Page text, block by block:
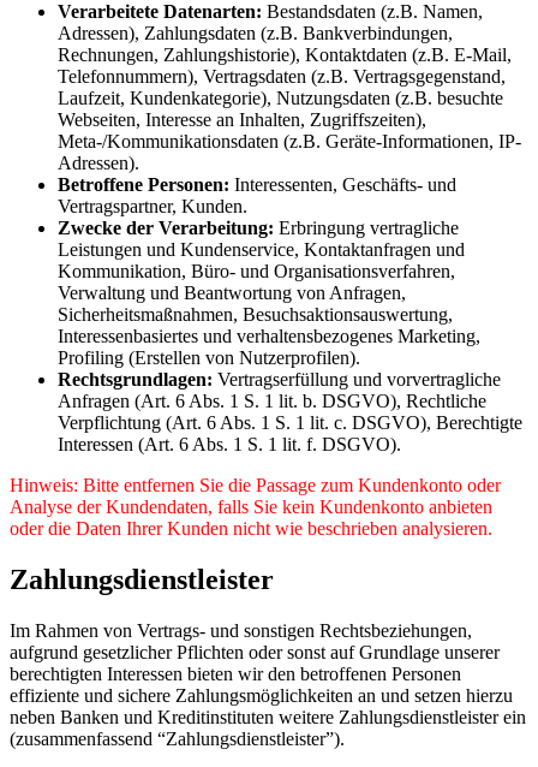
Verarbeitete Datenarten: Bestandsdaten (z.B. Namen,
Adressen), Zahlungsdaten (z.B. Bankverbindungen,
Rechnungen, Zahlungshistorie), Kontaktdaten (z.B. E-Mail,
Telefonnummern), Vertragsdaten (z.B. Vertragsgegenstand,
Laufzeit, Kundenkategorie), Nutzungsdaten (z.B. besuchte
Webseiten, Interesse an Inhalten, Zugriffszeiten),
Meta-/Kommunikationsdaten (z.B. Geräte-Informationen, IP-
Adressen).
Betroffene Personen: Interessenten, Geschäfts- und
Vertragspartner, Kunden.
Zwecke der Verarbeitung: Erbringung vertragliche
Leistungen und Kundenservice, Kontaktanfragen und
Kommunikation, Büro- und Organisationsverfahren,
Verwaltung und Beantwortung von Anfragen,
Sicherheitsmaßnahmen, Besuchsaktionsauswertung,
Interessenbasiertes und verhaltensbezogenes Marketing,
Profiling (Erstellen von Nutzerprofilen).
Rechtsgrundlagen: Vertragserfüllung und vorvertragliche
Anfragen (Art. 6 Abs. 1 S. 1 lit. b. DSGVO), Rechtliche
Verpflichtung (Art. 6 Abs. 1 S. 1 lit. c. DSGVO), Berechtigte
Interessen (Art. 6 Abs. 1 S. 1 lit. f. DSGVO).
Hinweis: Bitte entfernen Sie die Passage zum Kundenkonto oder
Analyse der Kundendaten, falls Sie kein Kundenkonto anbieten
oder die Daten Ihrer Kunden nicht wie beschrieben analysieren.
Zahlungsdienstleister
Im Rahmen von Vertrags- und sonstigen Rechtsbeziehungen,
aufgrund gesetzlicher Pflichten oder sonst auf Grundlage unserer
berechtigten Interessen bieten wir den betroffenen Personen
effiziente und sichere Zahlungsmöglichkeiten an und setzen hierzu
neben Banken und Kreditinstituten weitere Zahlungsdienstleister ein
(zusammenfassend “Zahlungsdienstleister”).